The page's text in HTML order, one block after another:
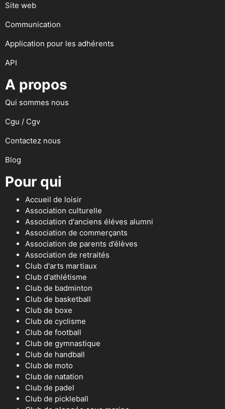
Site web
Communication
Application pour les adhérents
API
A propos
Qui sommes nous
Cgu / Cgv
Contactez nous
Blog
Pour qui
Accueil de loisir
Association culturelle
Association d'anciens éléves alumni
Association de commerçants
Association de parents d’élèves
Association de retraités
Club d'arts martiaux
Club d'athlétisme
Club de badminton
Club de basketball
Club de boxe
Club de cyclisme
Club de football
Club de gymnastique
Club de handball
Club de moto
Club de natation
Club de padel
Club de pickleball